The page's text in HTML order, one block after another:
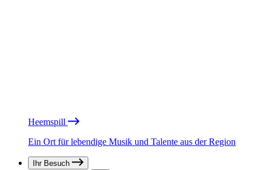
Heemspill
Ein Ort für lebendige Musik und Talente aus der Region
Ihr Besuch